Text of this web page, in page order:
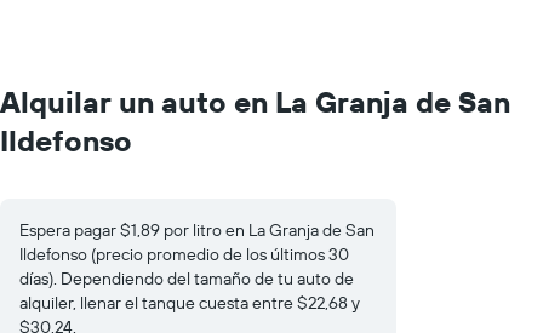
Alquilar un auto en La Granja de San
Ildefonso
Espera pagar $1,89 por litro en La Granja de San
Ildefonso (precio promedio de los últimos 30
días). Dependiendo del tamaño de tu auto de
alquiler, llenar el tanque cuesta entre $22,68 y
$30,24.